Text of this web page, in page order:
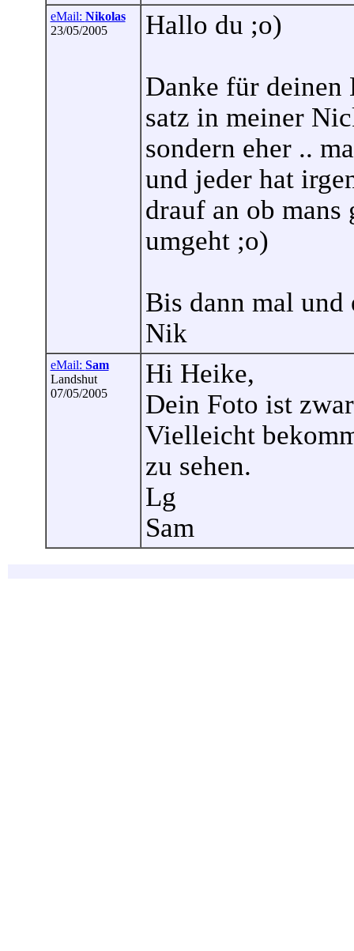
eMail: Nikolas
23/05/2005
Hallo du ;o)
Danke für deinen
satz in meiner
sondern eher ..
und jeder hat
drauf an ob mans
umgeht ;o)
Bis dann mal und
Nik
eMail: Sam
Landshut
07/05/2005
Hi Heike,
Dein Foto ist
Vielleicht
zu sehen.
Lg
Sam